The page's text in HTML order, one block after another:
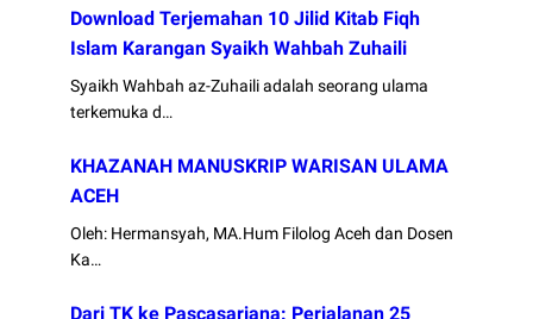
Download Terjemahan 10 Jilid Kitab Fiqh
Islam Karangan Syaikh Wahbah Zuhaili
Syaikh Wahbah az-Zuhaili adalah seorang ulama
terkemuka d…
KHAZANAH MANUSKRIP WARISAN ULAMA
ACEH
Oleh: Hermansyah, MA.Hum Filolog Aceh dan Dosen
Ka…
Dari TK ke Pascasarjana: Perjalanan 25